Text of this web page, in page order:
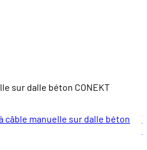
sur dalle béton CONEKT
câble manuelle sur dalle béton